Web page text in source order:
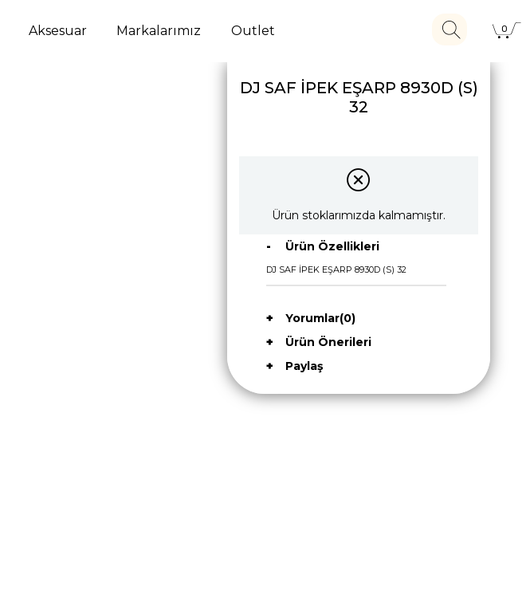
Aksesuar Markalarımız Outlet 0
DJ SAF İPEK EŞARP 8930D (S)
32
Ürün stoklarımızda kalmamıştır.
Ürün Özellikleri
DJ SAF İPEK EŞARP 8930D (S) 32
Yorumlar(0)
Ürün Önerileri
Paylaş